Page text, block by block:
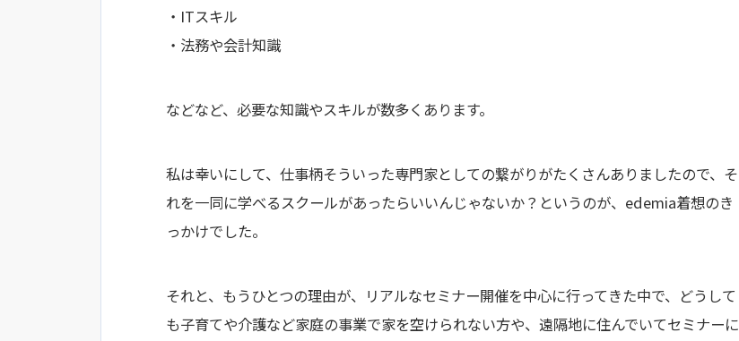
・ITスキル
・法務や会計知識
などなど、必要な知識やスキルが数多くあります。
私は幸いにして、仕事柄そういった専門家としての繋がりがたくさんありましたので、そ
れを一同に学べるスクールがあったらいいんじゃないか？というのが、edemia着想のき
っかけでした。
それと、もうひとつの理由が、リアルなセミナー開催を中心に行ってきた中で、どうして
も子育てや介護など家庭の事業で家を空けられない方や、遠隔地に住んでいてセミナーに